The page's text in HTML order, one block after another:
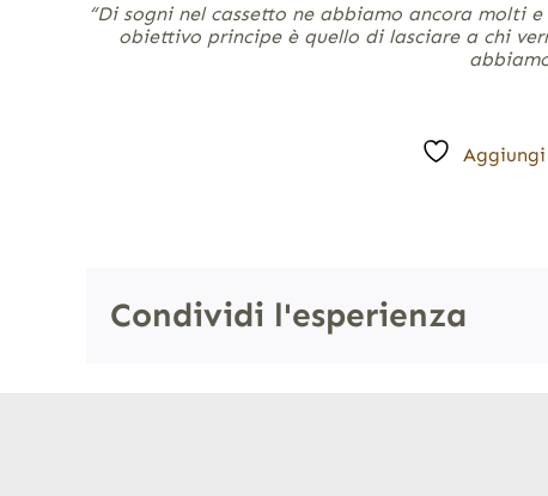
“Di sogni nel cassetto ne abbiamo ancora molti
obiettivo principe è quello di lasciare a chi
Condividi l'esperienza